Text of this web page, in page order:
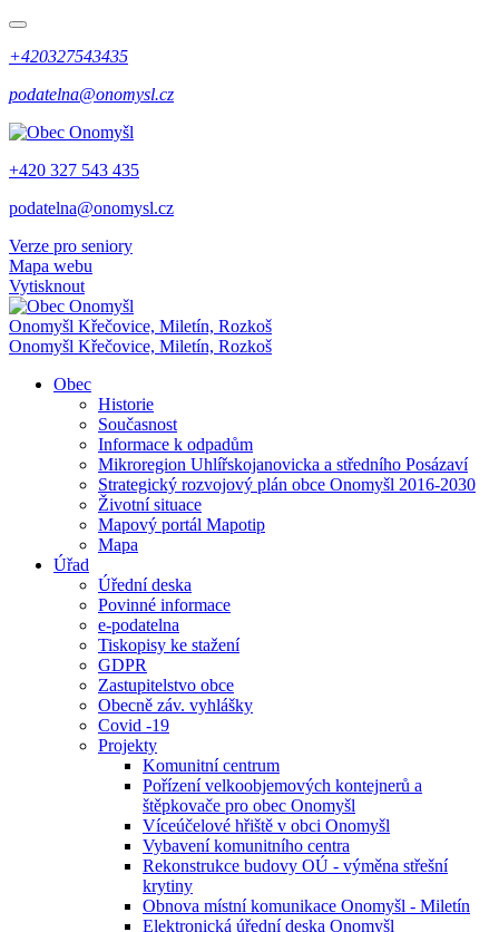
+420327543435
podatelna@onomysl.cz
+420 327 543 435
podatelna@onomysl.cz
Verze pro seniory
Mapa webu
Vytisknout
Onomyšl Křečovice, Miletín, Rozkoš
Onomyšl Křečovice, Miletín, Rozkoš
Obec
Historie
Současnost
Informace k odpadům
Mikroregion Uhlířskojanovicka a středního Posázaví
Strategický rozvojový plán obce Onomyšl 2016-2030
Životní situace
Mapový portál Mapotip
Mapa
Úřad
Úřední deska
Povinné informace
e-podatelna
Tiskopisy ke stažení
GDPR
Zastupitelstvo obce
Obecně záv. vyhlášky
Covid -19
Projekty
Komunitní centrum
Pořízení velkoobjemových kontejnerů a
štěpkovače pro obec Onomyšl
Víceúčelové hřiště v obci Onomyšl
Vybavení komunitního centra
Rekonstrukce budovy OÚ - výměna střešní
krytiny
Obnova místní komunikace Onomyšl - Miletín
Elektronická úřední deska Onomyšl